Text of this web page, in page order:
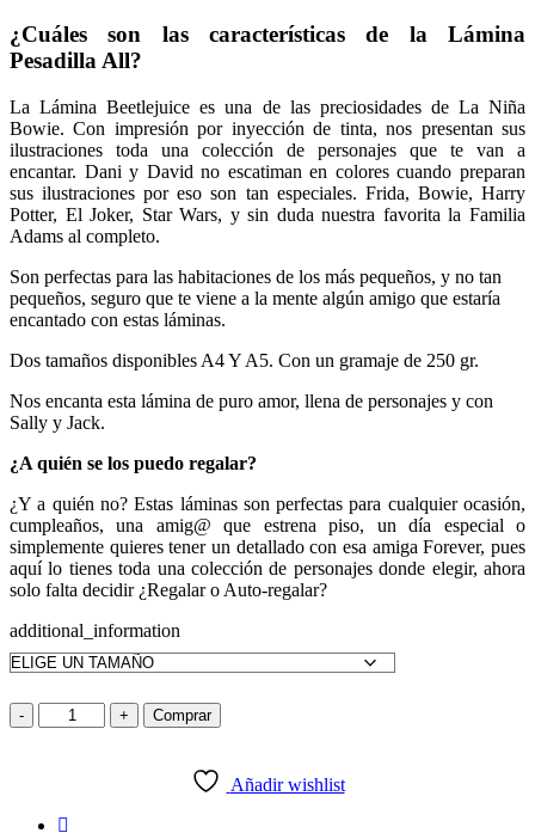
¿Cuáles son las características de la Lámina
Pesadilla All?
La Lámina Beetlejuice es una de las preciosidades de La Niña
Bowie. Con impresión por inyección de tinta, nos presentan sus
ilustraciones toda una colección de personajes que te van a
encantar. Dani y David no escatiman en colores cuando preparan
sus ilustraciones por eso son tan especiales. Frida, Bowie, Harry
Potter, El Joker, Star Wars, y sin duda nuestra favorita la Familia
Adams al completo.
Son perfectas para las habitaciones de los más pequeños, y no tan
pequeños, seguro que te viene a la mente algún amigo que estaría
encantado con estas láminas.
Dos tamaños disponibles A4 Y A5. Con un gramaje de 250 gr.
Nos encanta esta lámina de puro amor, llena de personajes y con
Sally y Jack.
¿A quién se los puedo regalar?
¿Y a quién no? Estas láminas son perfectas para cualquier ocasión,
cumpleaños, una amig@ que estrena piso, un día especial o
simplemente quieres tener un detallado con esa amiga Forever, pues
aquí lo tienes toda una colección de personajes donde elegir, ahora
solo falta decidir ¿Regalar o Auto-regalar?
additional_information
- + Comprar
Añadir wishlist